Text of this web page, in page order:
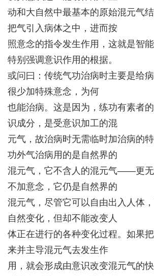
动和大自然中最基本的原始混元气
把气引入病体之中，进而按
照意念的指令发生作用，这就是智
特别强调意识作用的根据。
或问曰：传统气功治病时主要是给
很少加特殊意念，为何
也能治病。这是因为，练功有素者
识成分，是受意识加工的混
元气，故治病时无需临时加治病的
功外气治病用的是自然界的
混元气，它不含人的混元气——更
不加意念，它仍是自然界的
混元气，尽管它可以自由出入人体
自然变化，但却不能改变人
体正在进行的各种变化过程。如果
来并主导混元气去发生作
用，就会形成由意识改变混元气的